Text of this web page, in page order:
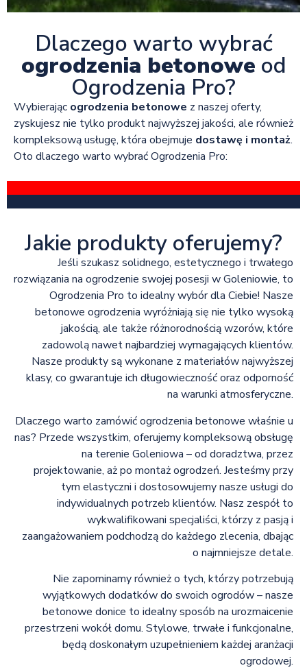
Dlaczego warto wybrać
ogrodzenia betonowe od
Ogrodzenia Pro?
Wybierając ogrodzenia betonowe z naszej oferty,
zyskujesz nie tylko produkt najwyższej jakości, ale również
kompleksową usługę, która obejmuje dostawę i montaż.
Oto dlaczego warto wybrać Ogrodzenia Pro:
Jakie produkty oferujemy?
Jeśli szukasz solidnego, estetycznego i trwałego
rozwiązania na ogrodzenie swojej posesji w Goleniowie, to
Ogrodzenia Pro to idealny wybór dla Ciebie! Nasze
betonowe ogrodzenia wyróżniają się nie tylko wysoką
jakością, ale także różnorodnością wzorów, które
zadowolą nawet najbardziej wymagających klientów.
Nasze produkty są wykonane z materiałów najwyższej
klasy, co gwarantuje ich długowieczność oraz odporność
na warunki atmosferyczne.
Dlaczego warto zamówić ogrodzenia betonowe właśnie u
nas? Przede wszystkim, oferujemy kompleksową obsługę
na terenie Goleniowa – od doradztwa, przez
projektowanie, aż po montaż ogrodzeń. Jesteśmy przy
tym elastyczni i dostosowujemy nasze usługi do
indywidualnych potrzeb klientów. Nasz zespół to
wykwalifikowani specjaliści, którzy z pasją i
zaangażowaniem podchodzą do każdego zlecenia, dbając
o najmniejsze detale.
Nie zapominamy również o tych, którzy potrzebują
wyjątkowych dodatków do swoich ogrodów – nasze
betonowe donice to idealny sposób na urozmaicenie
przestrzeni wokół domu. Stylowe, trwałe i funkcjonalne,
będą doskonałym uzupełnieniem każdej aranżacji
ogrodowej.